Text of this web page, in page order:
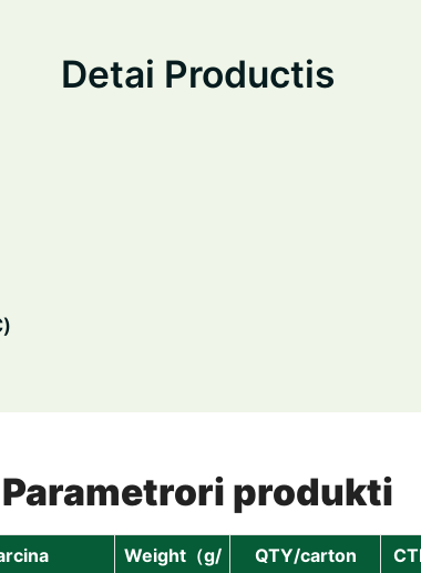
Detai Productis
Parametrori produkti
Weight（g/
QTY/carton